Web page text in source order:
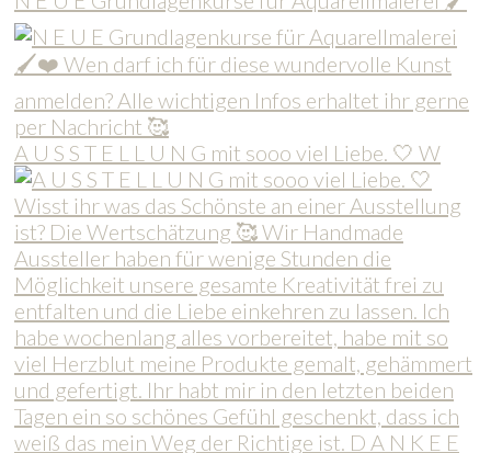
A U S S T E L L U N G mit sooo viel Liebe. 🤍 W